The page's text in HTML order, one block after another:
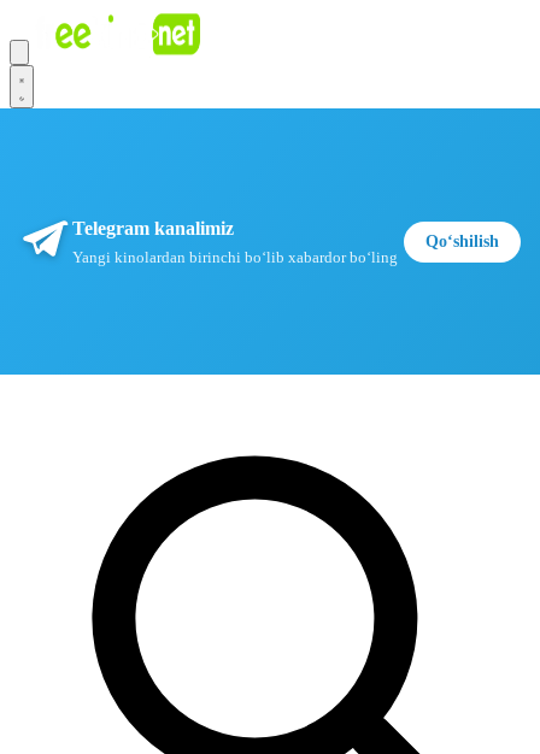
Telegram kanalimiz
Yangi kinolardan birinchi boʻlib xabardor boʻling
Qoʻshilish